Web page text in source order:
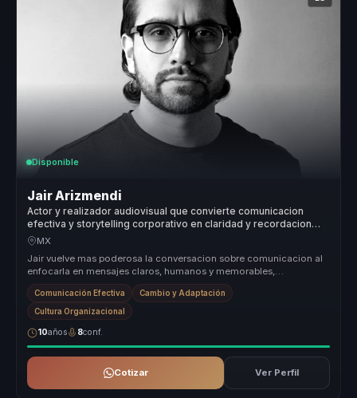
Disponible
Jair Arizmendi
Actor y realizador audiovisual que convierte comunicacion
efectiva y storytelling corporativo en claridad y recordacion
para empresas y equipos.
MX
Jair vuelve mas poderosa la conversacion sobre comunicacion al
enfocarla en mensajes claros, humanos y memorables,
especialmente utiles p...
Comunicación Efectiva Cambio y Adaptación
Cultura Organizacional
10años 8conf.
Cotizar Ver Perfil